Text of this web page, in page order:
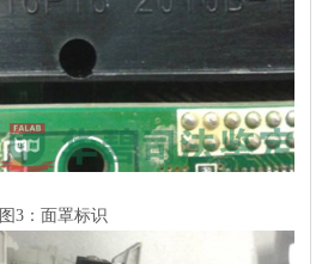
图3：面罩标识